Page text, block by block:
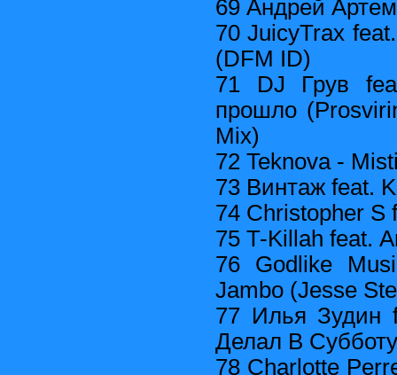
69 Андрей
70 JuicyTrax
(DFM ID)
71 DJ Грув
прошло
Mix)
72 Teknova -
73 Винтаж feat.
74 Christopher S
75 T-Killah feat.
76 Godlike
Jambo (Jesse
77 Илья Зудин
Делал В Субботу
78 Charlotte